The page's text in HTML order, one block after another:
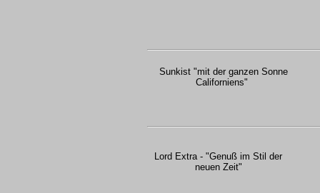
Sunkist "mit der ganzen Sonne
Californiens"
Lord Extra - "Genuß im Stil der
neuen Zeit"